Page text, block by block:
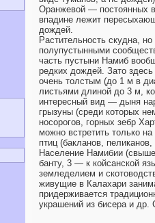
Оранжевой — постоянных
впадине лежит
дождей.
Растительность скудна,
полупустынными
часть пустыни Намиб
редких дождей. Зато
очень толстым (до 1 м в
листьями длиной до 3 м,
интересный вид — дыня
грызуны (среди которых
носорогов, горных зебр
можно встретить только
птиц (бакланов,
Население Намибии
банту, 3 — к койсанской
земледелием и
живущие в Калахари
придерживается
украшений из бисера и др.